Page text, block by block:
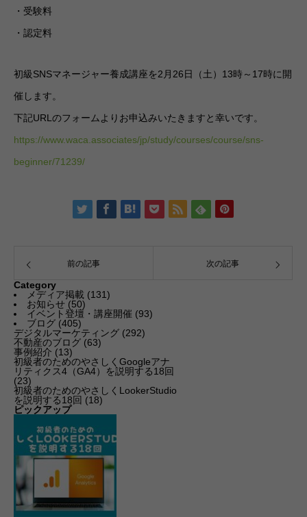
・受験料
・認定料
初級SNSマネージャー養成講座を2月26日（土）13時～17時に開
催します。
下記URLのフォームよりお申込みいたきますと幸いです。
https://www.waca.associates/jp/study/courses/course/sns-
beginner/71239/
前の記事 次の記事
Category
メディア掲載 (131)
お知らせ (50)
イベント登壇・講座開催 (93)
ブログ (405)
デジタルマーケティング (292)
不動産のブログ (63)
事例紹介 (13)
初級者のためのやさしくGoogleアナ
リティクス4（GA4）を説明する18回
(23)
初級者のためのやさしくLookerStudio
を説明する18回 (18)
ピックアップ